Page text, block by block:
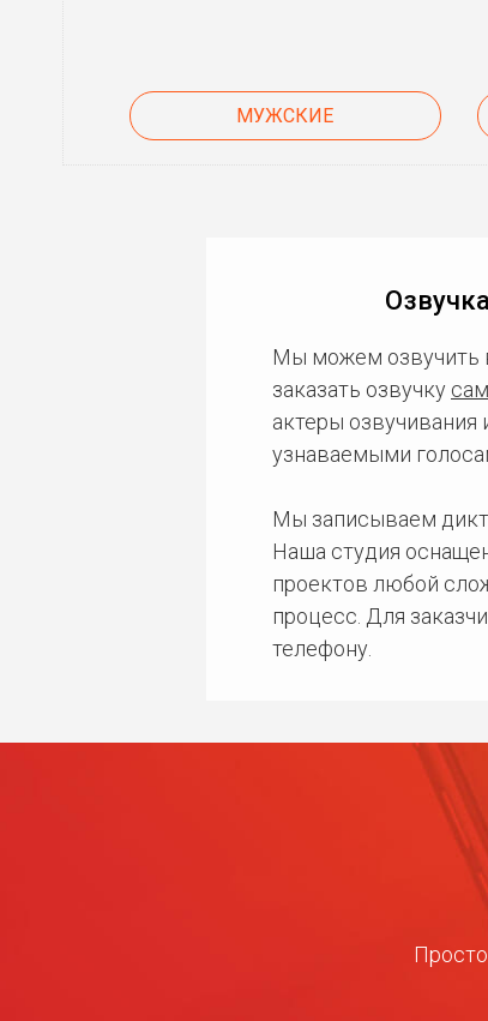
МУЖСКИЕ
Мы можем озвучить
заказать озвучку
актеры
узнаваемыми
Мы записываем
Наша студия
проектов любой
процесс. Для
телефону.